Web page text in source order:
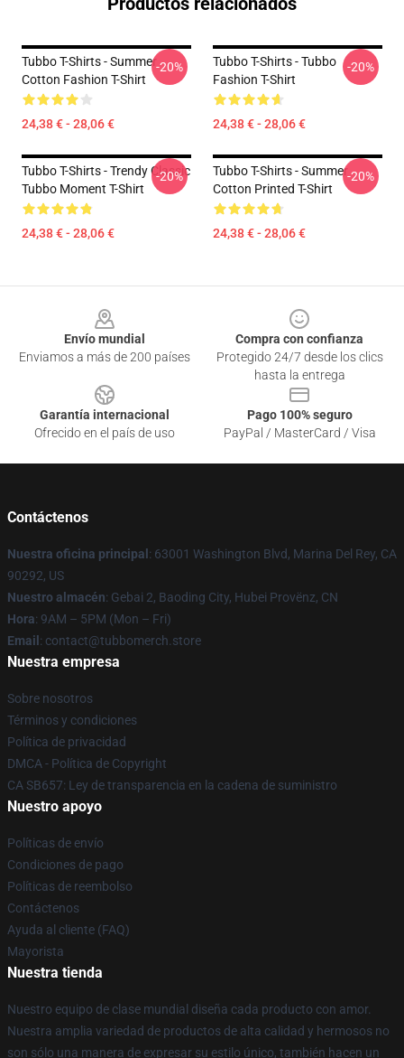
Tubbo T-Shirts - Summer
Cotton Fashion T-Shirt
24,38 € - 28,06 €
-20%
Tubbo T-Shirts - Tubbo
Fashion T-Shirt
24,38 € - 28,06 €
-20%
Tubbo T-Shirts - Trendy Classic
Tubbo Moment T-Shirt
24,38 € - 28,06 €
-20%
Tubbo T-Shirts - Summer
Cotton Printed T-Shirt
24,38 € - 28,06 €
-20%
Envío mundial
Enviamos a más de 200 países
Compra con confianza
Protegido 24/7 desde los clics
hasta la entrega
Garantía internacional
Ofrecido en el país de uso
Pago 100% seguro
PayPal / MasterCard / Visa
Contáctenos
Nuestra oficina principal : 63001 Washington Blvd, Marina Del Rey, CA
90292, US
Nuestro almacén: Gebai 2, Baoding City, Hubei Provënz, CN
Hora: 9AM – 5PM (Mon – Fri)
Email : contact@tubbomerch.store
Nuestra empresa
Sobre nosotros
Términos y condiciones
Política de privacidad
DMCA - Política de Copyright
CA SB657: Ley de transparencia en la cadena de suministro
Nuestro apoyo
Políticas de envío
Condiciones de pago
Políticas de reembolso
Contáctenos
Ayuda al cliente (FAQ)
Mayorista
Nuestra tienda
Nuestro equipo de clase mundial diseña cada producto con amor.
Nuestra amplia variedad de productos de alta calidad y hermosos no
son sólo una manera de expresar su estilo único, también hacen un